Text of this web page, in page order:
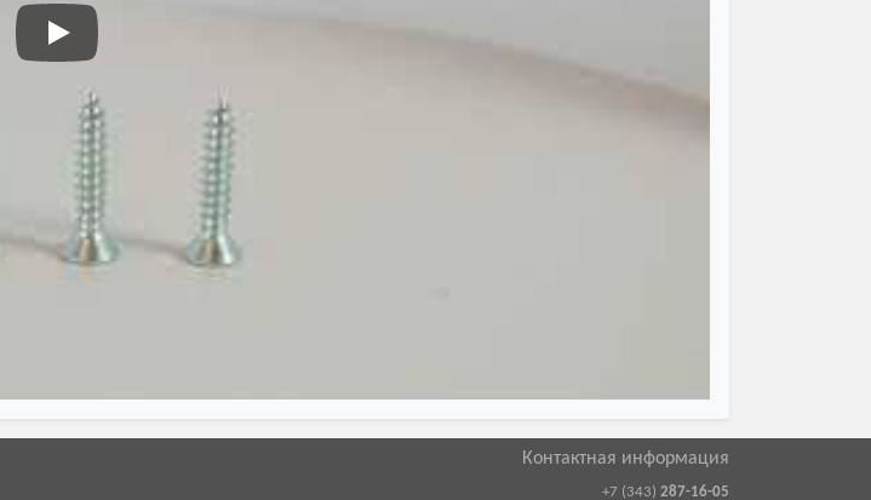
Саморез шуруп DIN 7982 с потайной головкой
Контактная информация
+7 (343) 287-16-05